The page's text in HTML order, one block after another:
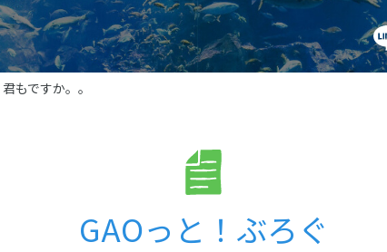
もですか。。
GAOっと！ぶろぐ